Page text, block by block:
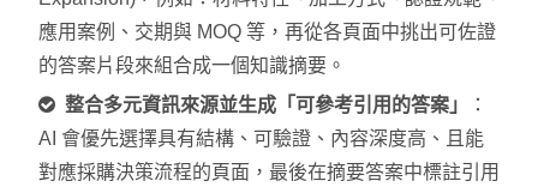
應用案例、交期與 MOQ 等，再從各頁面中挑出可佐證
的答案片段來組合成一個知識摘要。
整合多元資訊來源並生成「可參考引用的答案」
：
AI 會優先選擇具有結構、可驗證、內容深度高、且能
對應採購決策流程的頁面，最後在摘要答案中標註引用